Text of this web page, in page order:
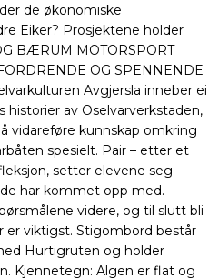
de økonomiske
Eiker? Prosjektene holder
BÆRUM MOTORSPORT
OG SPENNENDE
Avgjersla inneber ei
historier av Oselvarverkstaden,
vidareføre kunnskap omkring
spesielt. Pair – etter et
setter elevene seg
har kommet opp med.
videre, og til slutt bli
viktigst. Stigombord består
Hurtigruten og holder
Kjennetegn: Algen er flat og